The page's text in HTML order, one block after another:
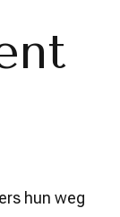
hun weg